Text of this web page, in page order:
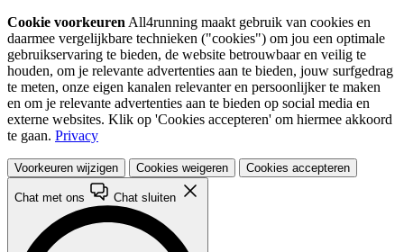
Cookie voorkeuren All4running maakt gebruik van cookies en
daarmee vergelijkbare technieken ("cookies") om jou een optimale
gebruikservaring te bieden, de website betrouwbaar en veilig te
houden, om je relevante advertenties aan te bieden, jouw surfgedrag
te meten, onze eigen kanalen relevanter en persoonlijker te maken
en om je relevante advertenties aan te bieden op social media en
externe websites. Klik op 'Cookies accepteren' om hiermee akkoord
te gaan. Privacy
Voorkeuren wijzigen Cookies weigeren Cookies accepteren
Chat met ons Chat sluiten